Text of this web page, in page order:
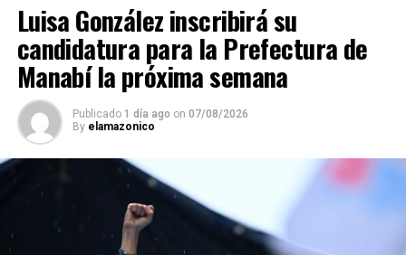
Luisa González inscribirá su
candidatura para la Prefectura de
Manabí la próxima semana
Publicado 1 día ago on 07/08/2026
By elamazonico